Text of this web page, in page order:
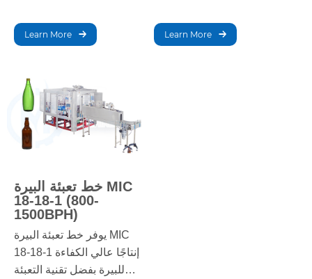
حسّن كفاءة وجودة
مشروبات الطاقة الخاصة
Learn More
عالي السرعة لإنتاج
العصائر. ويضمن جودةً ثابتةً،
Learn More
خط تعبئة البيرة MIC
18-18-1 (800-
1500BPH)
يوفر خط تعبئة البيرة MIC
18-18-1 إنتاجًا عالي الكفاءة
للبيرة بفضل تقنية التعبئة